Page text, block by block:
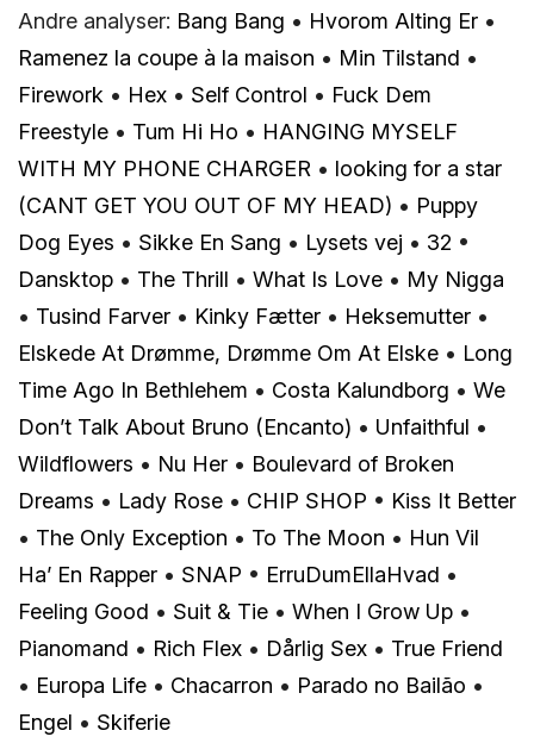
Andre analyser: Bang Bang • Hvorom Alting Er •
Ramenez la coupe à la maison • Min Tilstand •
Firework • Hex • Self Control • Fuck Dem
Freestyle • Tum Hi Ho • HANGING MYSELF
WITH MY PHONE CHARGER • ​looking for a star
(CANT GET YOU OUT OF MY HEAD) • Puppy
Dog Eyes • Sikke En Sang • Lysets vej • 32 •
Dansktop • The Thrill • What Is Love • My Nigga
• Tusind Farver • Kinky Fætter • Heksemutter •
Elskede At Drømme, Drømme Om At Elske • Long
Time Ago In Bethlehem • Costa Kalundborg • We
Don’t Talk About Bruno (Encanto) • Unfaithful •
Wildflowers • Nu Her • Boulevard of Broken
Dreams • Lady Rose • CHIP SHOP • Kiss It Better
• The Only Exception • To The Moon • Hun Vil
Ha’ En Rapper • SNAP • ErruDumEllaHvad •
Feeling Good • Suit & Tie • When I Grow Up •
Pianomand • Rich Flex • Dårlig Sex • True Friend
• Europa Life • Chacarron • Parado no Bailão •
Engel • Skiferie